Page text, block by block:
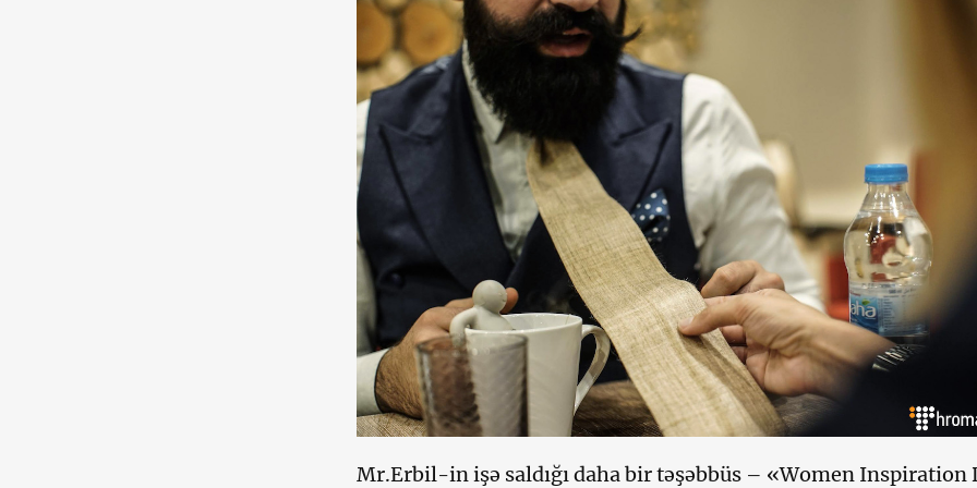
Mr.Erbil-in işə saldığı daha bir təşəbbüs – «Women Inspiration